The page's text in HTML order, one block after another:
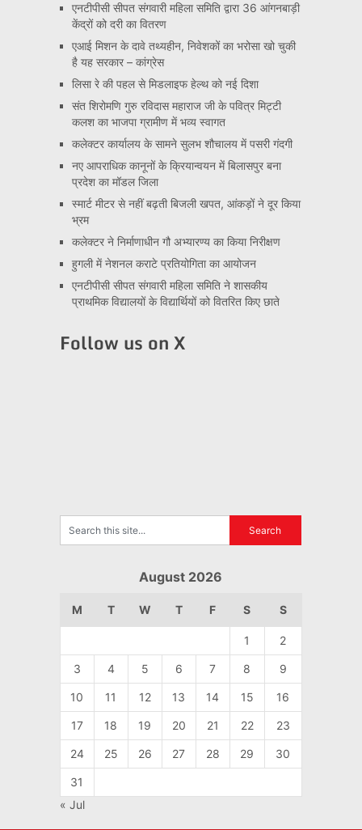
एनटीपीसी सीपत संगवारी महिला समिति द्वारा 36 आंगनबाड़ी
केंद्रों को दरी का वितरण
एआई मिशन के दावे तथ्यहीन, निवेशकों का भरोसा खो चुकी
है यह सरकार – कांग्रेस
लिसा रे की पहल से मिडलाइफ हेल्थ को नई दिशा
संत शिरोमणि गुरु रविदास महाराज जी के पवित्र मिट्टी
कलश का भाजपा ग्रामीण में भव्य स्वागत
कलेक्टर कार्यालय के सामने सुलभ शौचालय में पसरी गंदगी
नए आपराधिक कानूनों के क्रियान्वयन में बिलासपुर बना
प्रदेश का मॉडल जिला
स्मार्ट मीटर से नहीं बढ़ती बिजली खपत, आंकड़ों ने दूर किया
भ्रम
कलेक्टर ने निर्माणाधीन गौ अभ्यारण्य का किया निरीक्षण
हुगली में नेशनल कराटे प्रतियोगिता का आयोजन
एनटीपीसी सीपत संगवारी महिला समिति ने शासकीय
प्राथमिक विद्यालयों के विद्यार्थियों को वितरित किए छाते
Follow us on X
August 2026
M T W T F S S
1 2
3 4 5 6 7 8 9
10 11 12 13 14 15 16
17 18 19 20 21 22 23
24 25 26 27 28 29 30
31
« Jul